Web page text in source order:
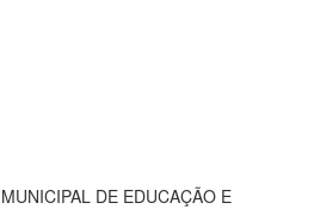
DE EDUCAÇÃO E